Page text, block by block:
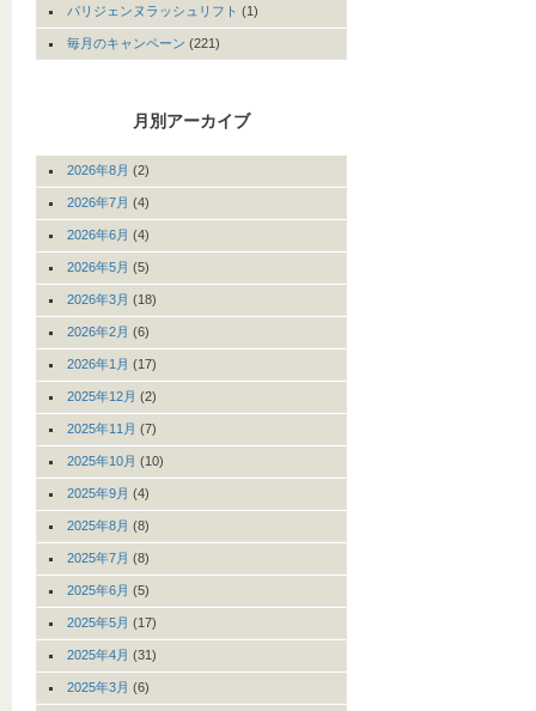
パリジェンヌラッシュリフト (1)
毎月のキャンペーン (221)
月別アーカイブ
2026年8月 (2)
2026年7月 (4)
2026年6月 (4)
2026年5月 (5)
2026年3月 (18)
2026年2月 (6)
2026年1月 (17)
2025年12月 (2)
2025年11月 (7)
2025年10月 (10)
2025年9月 (4)
2025年8月 (8)
2025年7月 (8)
2025年6月 (5)
2025年5月 (17)
2025年4月 (31)
2025年3月 (6)